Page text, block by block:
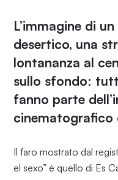
L’immagine di
desertico, una
lontananza al
sullo sfondo:
fanno parte
cinematografico
Il faro mostrato dal
el sexo” è quello di Es